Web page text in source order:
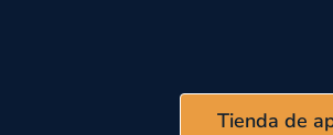
Tienda de